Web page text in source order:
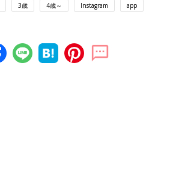
3歳 4歳～ Instagram app